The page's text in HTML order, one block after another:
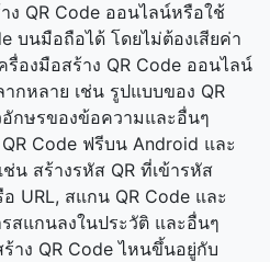
ง QR Code ออนไลน์หรือใช้
บนมือถือได้ โดยไม่ต้องเสียค่า
รื่องมือสร้าง QR Code ออนไลน์
กหลาย เช่น รูปแบบของ QR
กษรของข้อความและอื่นๆ
Code ฟรีบน Android และ
น สร้างรหัส QR ที่เข้ารหัส
URL, สแกน QR Code และ
สแกนลงในประวัติ และอื่นๆ
าง QR Code ไหนขึ้นอยู่กับ